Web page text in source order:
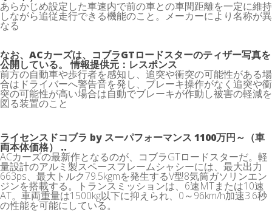
あらかじめ設定した車速内で前の車との車間距離を一定に維持
しながら追従走行できる機能のこと。メーカーにより名称が異
なる
なお、ACカーズは、コブラGTロードスターのティザー写真を
公開している。 情報提供元：レスポンス
前方の自動車や歩行者を感知し、追突や衝突の可能性がある場
合はドライバーへ警告音を発し、ブレーキ操作がなく追突や衝
突の可能性が高い場合は自動でブレーキが作動し被害の軽減を
図る装置のこと
ライセンスドコブラ by スーパフォーマンス 1100万円～（車
両本体価格） ..
ACカーズの最新作となるのが、コブラGTロードスターだ。軽
量設計のアルミ製スペースフレームシャシーには、最大出力
663ps、最大トルク79.5kgmを発生するV型8気筒ガソリンエン
ジンを搭載する。トランスミッションは、6速MTまたは10速
AT。車両重量は1500kg以下に抑えられ、0～96km/h加速3.6秒
の性能を可能にしている。